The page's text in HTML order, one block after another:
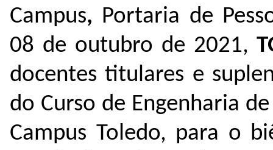
Campus, Portaria de
08 de outubro de 2021,
docentes titulares e
do Curso de Engenharia
Campus Toledo, para o